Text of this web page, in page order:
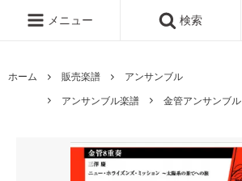
メニュー 検索
ホーム 販売楽譜
アンサンブル
アンサンブル楽譜
金管アンサンブル